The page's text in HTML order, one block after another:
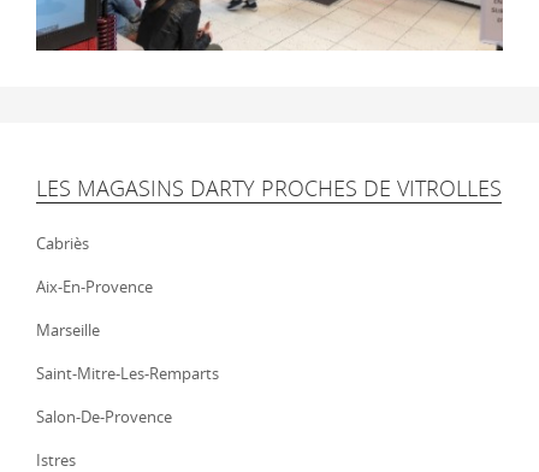
LES MAGASINS DARTY PROCHES DE VITROLLES
Cabriès
Aix-En-Provence
Marseille
Saint-Mitre-Les-Remparts
Salon-De-Provence
Istres